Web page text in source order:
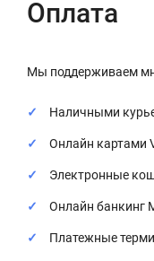
Оплата
Мы поддерживаем
Наличными
Онлайн картами
Электронные
Онлайн банкинг
Платежные